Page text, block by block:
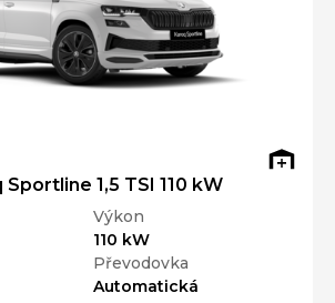
Sportline 1,5 TSI 110 kW
Výkon
110 kW
Převodovka
Automatická